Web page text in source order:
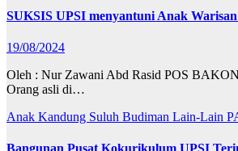
SUKSIS UPSI menyantuni Anak
19/08/2024
Oleh : Nur Zawani Abd Rasid POS
Orang asli di…
Anak Kandung Suluh Budiman Lain-Lain